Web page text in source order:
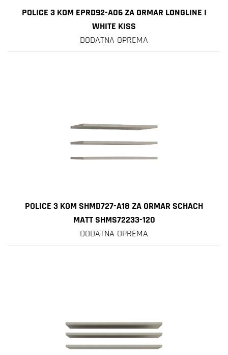
POLICE 3 KOM EPRD92-A06 ZA ORMAR LONGLINE I
WHITE KISS
DODATNA OPREMA
POLICE 3 KOM SHMD727-A18 ZA ORMAR SCHACH
MATT SHMS72233-120
DODATNA OPREMA